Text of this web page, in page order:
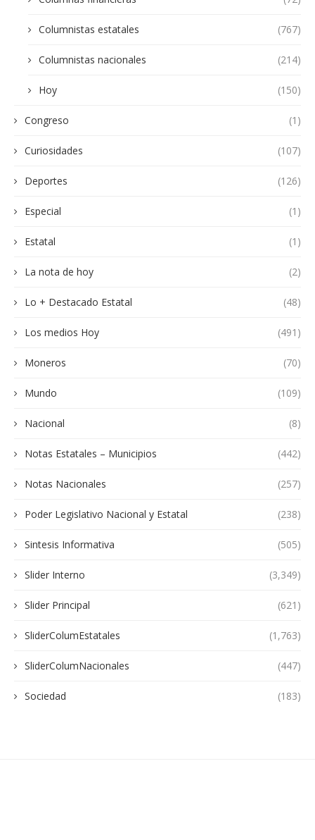
Columnistas estatales (767)
Columnistas nacionales (214)
Hoy (150)
Congreso (1)
Curiosidades (107)
Deportes (126)
Especial (1)
Estatal (1)
La nota de hoy (2)
Lo + Destacado Estatal (48)
Los medios Hoy (491)
Moneros (70)
Mundo (109)
Nacional (8)
Notas Estatales – Municipios (442)
Notas Nacionales (257)
Poder Legislativo Nacional y Estatal (238)
Sintesis Informativa (505)
Slider Interno (3,349)
Slider Principal (621)
SliderColumEstatales (1,763)
SliderColumNacionales (447)
Sociedad (183)